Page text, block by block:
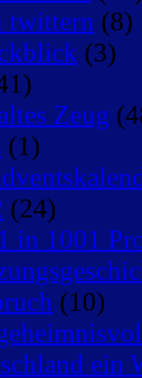
twittern (8)
(3)
Zeug
(1)
(24)
in 1001
(10)
ein